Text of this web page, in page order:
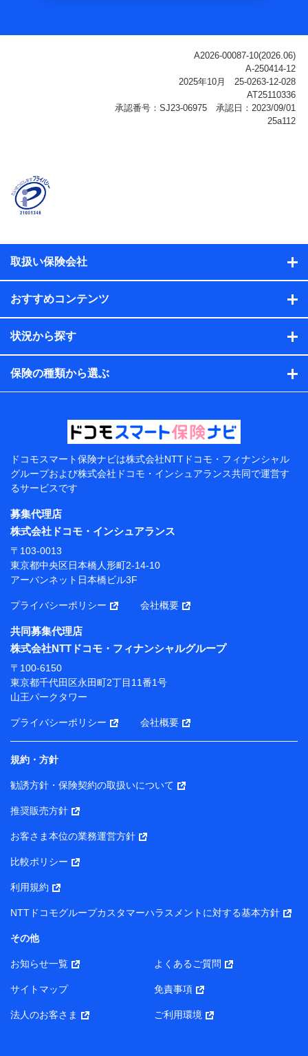
ご契約状態・ご利用履歴インターネット利用時の行動に
関する情報、アプリケーション利用時の行動に関する情
報、購入されたサービスや商品の名称・購入場所・決済
に関する情報、アンケートの回答に関する情報などが含
名、住所、生年月日、性別、保険契約者と被保険者の関
係、保険加入の目的、保険商品の内容、保険料、保険料
のお支払方法、車のメーカーや走行距離などの情報、建
ル内容や送信履歴の情報及び保険の更改案内等を提供し
保険契約情報
当社または株式会社NTTドコモ・フィナンシャルグルー
プが取得し、又は保有する保険契約に関する情報。例と
して、保険契約者及び被保険者の氏名、住所、生年月
日、性別、保険契約者と被保険者の関係、保険加入の目
的、保険商品の内容、保険料、保険料のお支払方法、車
のメーカーや走行距離などの情報、建物の構造や築年数
などの情報、ペットの種類や年齢などの情報などが含ま
提供当事者から受領当事者が個人データを取得する方法
電子的・電磁的方法等
【共同して利用する者の範囲】
当社
株式会社NTTドコモ・フィナンシャルグループ
【利用目的】
当社または株式会社NTTドコモ・フィナンシャルグルー
プが提供する保険関連サービスにおけるユーザー登録受
付および管理のため
当社または株式会社NTTドコモ・フィナンシャルグルー
携会社の保険その他に関する情報を提供するため、また
維持管理等の委託業務遂行のため、またそれらに付帯、
関連する当社または株式会社NTTドコモ・フィナンシャ
ルグループおよび提携会社のサービスを案内、提供する
ため
（各サービスで取得したサービス利用履歴、ウェブサイ
トの閲覧履歴、購買履歴、ご契約内容等のパーソナルデ
ータを分析して、お客さまの趣味・嗜好・傾向に応じた
サービス・商品等に関するご提案や広告の配信等を行う
ことがあります。）
各種セミナーの開催のため
コンサルティングサービスの実施のため
アンケートやキャンペーン等の実施のため
上記に係る案内・手続き・管理等付帯業務を行うため
所・代表者名】
り）
株式会社NTTドコモ・フィナンシャルグループ 代表取締役
社長 廣井 孝史
東京都中央区日本橋人形町2-14-10 アーバンネット日本橋
株式会社ドコモ・インシュアランス 代表取締役社長 吉
村 忠義
また当社は、オンライン面談による保険のご相談にあたっ
取扱い保険会社
おすすめコンテンツ
状況から探す
保険の種類から選ぶ
ドコモスマート保険ナビは株式会社NTTドコモ・フィナンシャル
グループおよび株式会社ドコモ・インシュアランス共同で運営す
るサービスです
募集代理店
株式会社ドコモ・インシュアランス
〒103-0013
東京都中央区日本橋人形町2-14-10
アーバンネット日本橋ビル3F
プライバシーポリシー 会社概要
共同募集代理店
株式会社NTTドコモ・フィナンシャルグループ
〒100-6150
東京都千代田区永田町2丁目11番1号
山王パークタワー
プライバシーポリシー 会社概要
規約・方針
勧誘方針・保険契約の取扱いについて
推奨販売方針
お客さま本位の業務運営方針
比較ポリシー
利用規約
NTTドコモグループカスタマーハラスメントに対する基本方針
その他
お知らせ一覧 よくあるご質問
サイトマップ 免責事項
法人のお客さま ご利用環境